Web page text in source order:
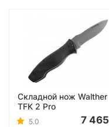
Складной нож Walther
TFK 2 Pro
5.0 7 465